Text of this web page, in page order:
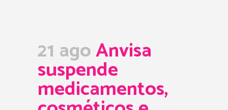
21 agoAnvisa
suspende
medicamentos,